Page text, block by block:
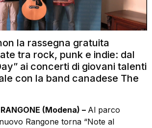
la rassegna gratuita
tra rock, punk e indie: dal
ai concerti di giovani talenti
con la band canadese The
(Modena) – Al parco
Rangone torna “Note al